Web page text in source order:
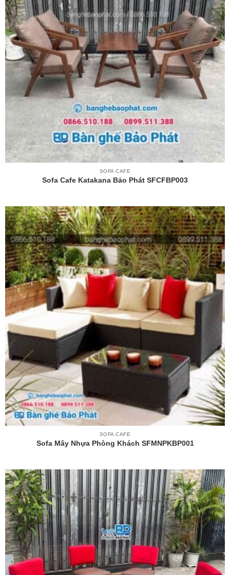
SOFA CAFE
Sofa Cafe Katakana Bảo Phát SFCFBP003
SOFA CAFE
Sofa Mây Nhựa Phòng Khách SFMNPKBP001